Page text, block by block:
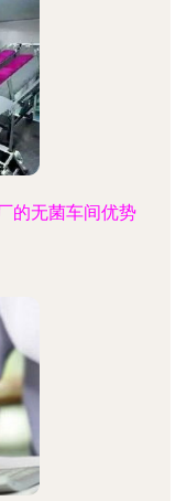
的无菌车间优势